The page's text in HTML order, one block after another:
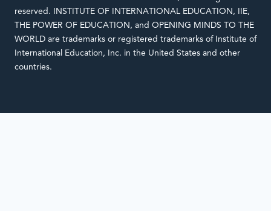
reserved. INSTITUTE OF INTERNATIONAL EDUCATION, IIE,
THE POWER OF EDUCATION, and OPENING MINDS TO THE
WORLD are trademarks or registered trademarks of Institute of
International Education, Inc. in the United States and other
countries.